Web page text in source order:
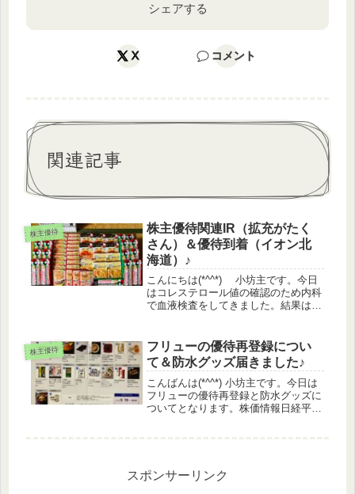
シェアする
X コメント
関連記事
株主優待
株主優待関連IR（拡充がたく
さん）＆優待到着（イオン北
海道）♪
こんにちは(*^^*) 小坊主です。今日
はコレステロール値の確認のため内科
で血液検査をしてきました。結果は来
と思ってます♪株価情報日経平均
+1.38%TOPIX +1...
株主優待
フリューの優待再登録につい
て＆防水グッズ届きました♪
こんばんは(*^^*) 小坊主です。今日は
フリューの優待再登録と防水グッズに
ついてとなります。株価情報日経平
スポンサーリンク